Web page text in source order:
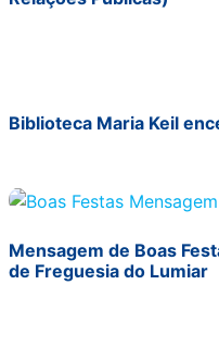
Biblioteca Maria Keil
Mensagem de Boas
de Freguesia do Lumiar